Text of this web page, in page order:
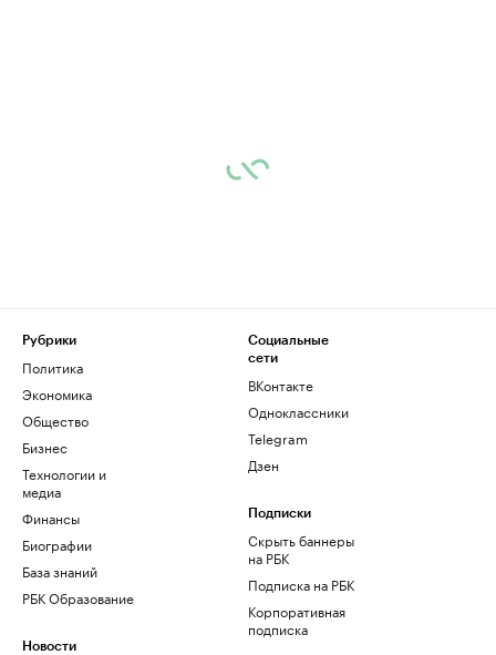
Рубрики
Политика
Экономика
Общество
Бизнес
Технологии и
медиа
Финансы
Биографии
База знаний
РБК Образование
Новости
Социальные
сети
ВКонтакте
Одноклассники
Telegram
Дзен
Подписки
Скрыть баннеры
на РБК
Подписка на РБК
Корпоративная
подписка